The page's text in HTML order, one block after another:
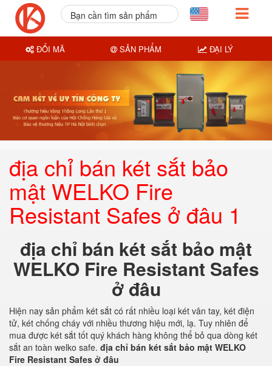
địa chỉ bán két sắt bảo
mật WELKO Fire
Resistant Safes ở đâu 1
địa chỉ bán két sắt bảo mật
WELKO Fire Resistant Safes
ở đâu
Hiện nay sản phẩm két sắt có rất nhiều loại két vân tay, két điện
tử, két chống cháy với nhiều thương hiệu mới, lạ. Tuy nhiên để
mua được két sắt tốt quý khách hàng không thể bỏ qua dòng két
sắt an toàn welko safe. địa chỉ bán két sắt bảo mật WELKO
Fire Resistant Safes ở đâu
Bạn cần tìm sản phẩm
ĐỔI MÃ SẢN PHẨM ĐẠI LÝ